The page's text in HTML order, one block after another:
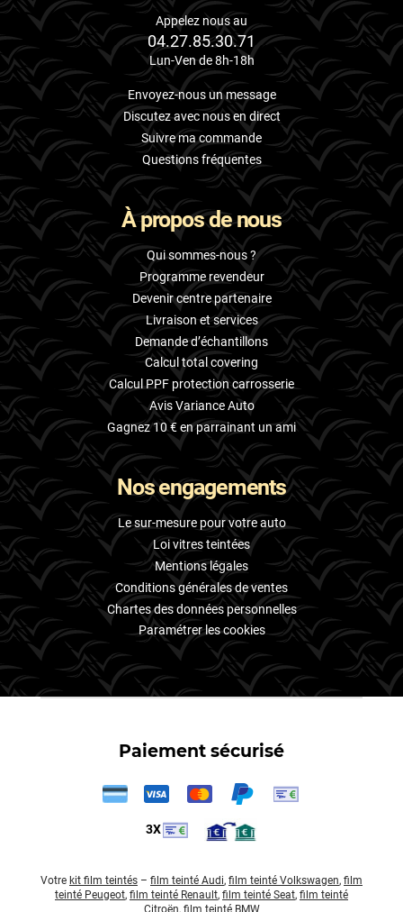
Appelez nous au
04.27.85.30.71
Lun-Ven de 8h-18h
Envoyez-nous un message
Discutez avec nous en direct
Suivre ma commande
Questions fréquentes
À propos de nous
Qui sommes-nous ?
Programme revendeur
Devenir centre partenaire
Livraison et services
Demande d’échantillons
Calcul total covering
Calcul PPF protection carrosserie
Avis Variance Auto
Gagnez 10 € en parrainant un ami
Nos engagements
Le sur-mesure pour votre auto
Loi vitres teintées
Mentions légales
Conditions générales de ventes
Chartes des données personnelles
Paramétrer les cookies
Paiement sécurisé
3X
Votre kit film teintés – film teinté Audi, film teinté Volkswagen, film
teinté Peugeot, film teinté Renault, film teinté Seat, film teinté
Citroën, film teinté BMW